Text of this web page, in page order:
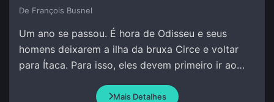
De François Busnel
Um ano se passou. É hora de Odisseu e seus
homens deixarem a ilha da bruxa Circe e voltar
para Ítaca. Para isso, eles devem primeiro ir ao
Mais Detalhes